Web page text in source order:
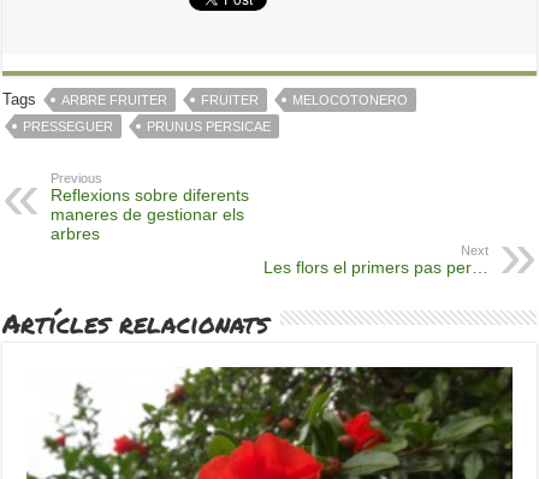
Tags ARBRE FRUITER FRUITER
MELOCOTONERO
PRESSEGUER
PRUNUS PERSICAE
Previous
Reflexions sobre diferents
maneres de gestionar els
arbres
Next
Les flors el primers pas per…
Artícles relacionats